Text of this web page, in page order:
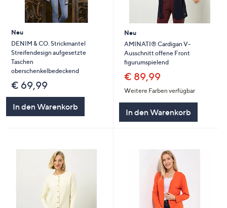
Neu
DENIM & CO. Strickmantel
Streifendesign aufgesetzte
Taschen
oberschenkelbedeckend
€ 69,99
In den Warenkorb
Neu
AMINATI® Cardigan V-
Ausschnitt offene Front
figurumspielend
€ 89,99
Weitere Farben verfügbar
In den Warenkorb